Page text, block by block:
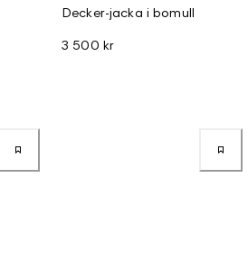
Decker-jacka i bomull
3 500 kr